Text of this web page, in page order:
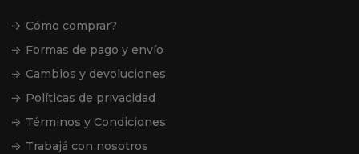
Cómo comprar?
Formas de pago y envío
Cambios y devoluciones
Políticas de privacidad
Términos y Condiciones
Trabajá con nosotros